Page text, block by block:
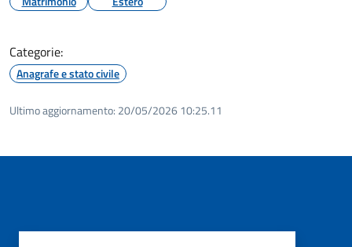
Categorie:
Anagrafe e stato civile
Ultimo aggiornamento: 20/05/2026 10:25.11